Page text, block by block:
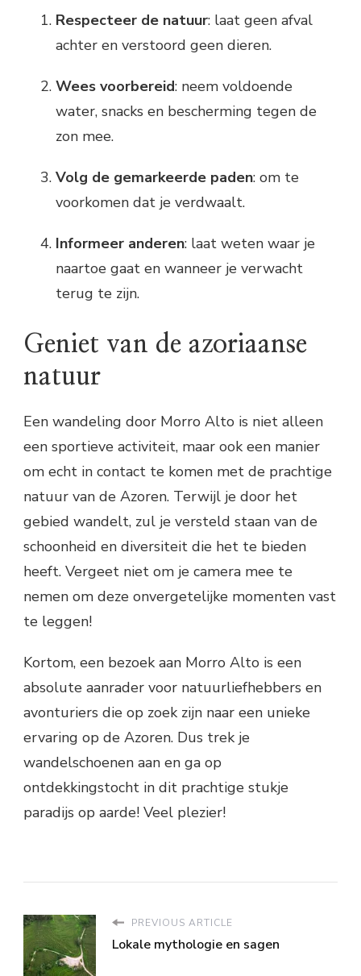
Respecteer de natuur: laat geen afval
achter en verstoord geen dieren.
Wees voorbereid: neem voldoende
water, snacks en bescherming tegen de
zon mee.
Volg de gemarkeerde paden: om te
voorkomen dat je verdwaalt.
Informeer anderen: laat weten waar je
naartoe gaat en wanneer je verwacht
terug te zijn.
Geniet van de azoriaanse
natuur
Een wandeling door Morro Alto is niet alleen
een sportieve activiteit, maar ook een manier
om echt in contact te komen met de prachtige
natuur van de Azoren. Terwijl je door het
gebied wandelt, zul je versteld staan van de
schoonheid en diversiteit die het te bieden
heeft. Vergeet niet om je camera mee te
nemen om deze onvergetelijke momenten vast
te leggen!
Kortom, een bezoek aan Morro Alto is een
absolute aanrader voor natuurliefhebbers en
avonturiers die op zoek zijn naar een unieke
ervaring op de Azoren. Dus trek je
wandelschoenen aan en ga op
ontdekkingstocht in dit prachtige stukje
paradijs op aarde! Veel plezier!
PREVIOUS ARTICLE
Lokale mythologie en sagen